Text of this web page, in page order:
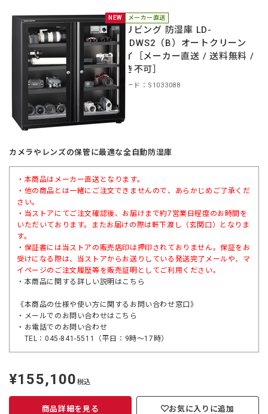
NEW メーカー直送
東洋リビング 防湿庫 LD-
240CDWS2（B）オートクリーン
ドライ［メーカー直送 / 送料無料 /
代引き不可］
商品コード：S1033088
カメラやレンズの保管に最適な全自動防湿庫
・本商品はメーカー直送となります。
・他の商品とは一緒にご注文できませんので、あらかじめご了承くだ
さい。
・当ストアにてご注文確認後、お届けまで約7営業日程度のお時間を
いただいております。またお届けの際は軒下渡し（玄関口）となりま
す。
・保証書には当ストアの販売店印は押印されておりません。保証をお
受けになる際は、当ストアからお送りしている発送完了メールや、マ
イページのご注文履歴等を販売証明としてご利用ください。
・本商品に関する詳しい説明はこちら
《本商品の仕様や使い方に関するお問い合わせ窓口》
・メールでのお問い合わせは こちら
・お電話でのお問い合わせ
TEL：045-841-5511（平日：9時～17時）
定
価
¥155,100 税込
商品詳細を見る お気に入りに追加